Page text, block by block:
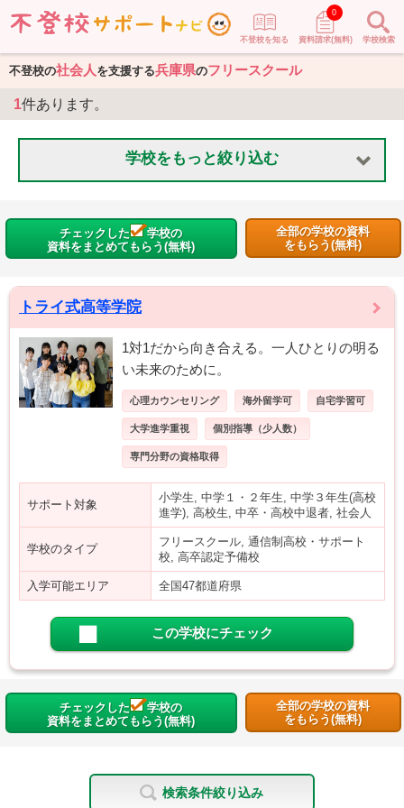
不登校を知る 資料請求(無料)
0
学校検索
不登校の社会人 を支援する兵庫県のフリースクール
1件あります。
学校をもっと絞り込む
チェックした
学校の
資料をまとめてもらう(無料)
全部の学校の資料
をもらう(無料)
トライ式高等学院
1対1だから向き合える。一人ひとりの明る
い未来のために。
心理カウンセリング 海外留学可 自宅学習可
大学進学重視 個別指導（少人数）
専門分野の資格取得
サポート対象
小学生, 中学１・２年生, 中学３年生(高校
進学), 高校生, 中卒・高校中退者, 社会人
学校のタイプ
フリースクール, 通信制高校・サポート
校, 高卒認定予備校
入学可能エリア 全国47都道府県
この学校にチェック
チェックした
学校の
資料をまとめてもらう(無料)
全部の学校の資料
をもらう(無料)
検索条件絞り込み